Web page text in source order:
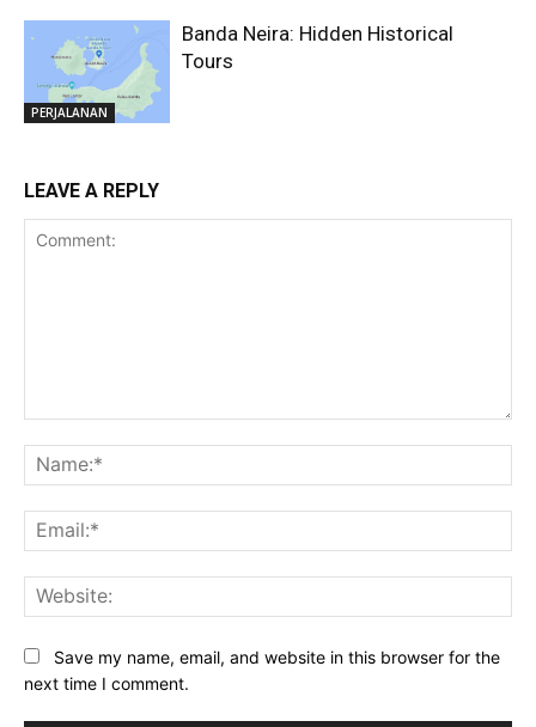
PERJALANAN
Banda Neira: Hidden Historical
Tours
LEAVE A REPLY
Save my name, email, and website in this browser for the
next time I comment.